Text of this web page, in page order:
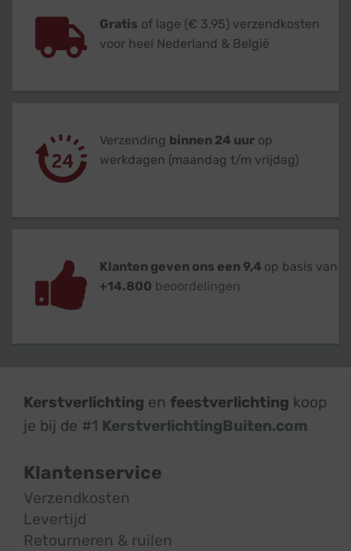
Gratis of lage (€ 3,95) verzendkosten
voor heel Nederland & België
Verzending binnen 24 uur op
werkdagen (maandag t/m vrijdag)
Klanten geven ons een 9,4 op basis van
+14.800 beoordelingen
Kerstverlichting en feestverlichting koop
je bij de #1 KerstverlichtingBuiten.com
Klantenservice
Verzendkosten
Levertijd
Retourneren & ruilen